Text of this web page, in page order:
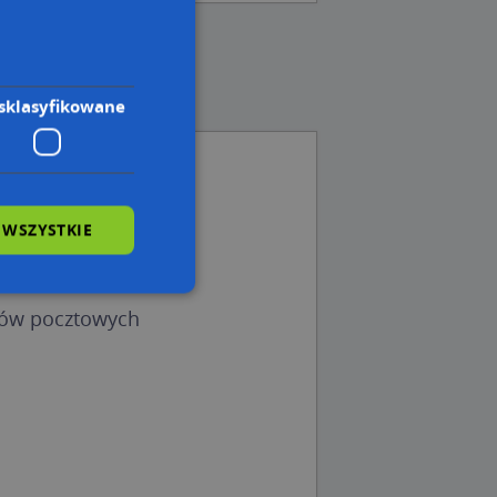
Ulica (08-300)
Ulica (08-300)
(08-300)
pocztowych